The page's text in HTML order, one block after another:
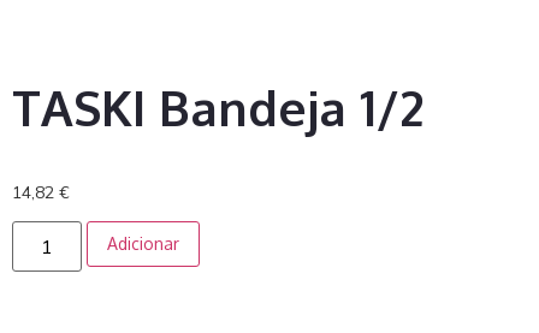
TASKI Bandeja 1/2
14,82 €
Adicionar